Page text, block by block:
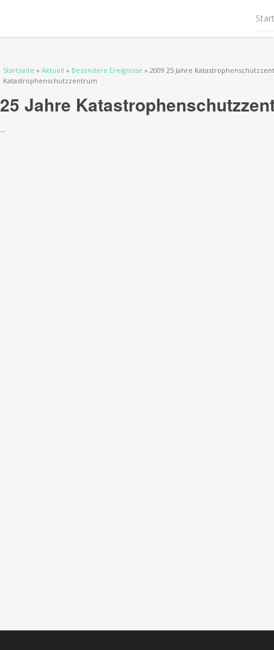
Sie sind hier
Startseite » Aktuell » Besondere Ereignisse » 2009 25 Jahre
Katastrophenschutzzentrum
25 Jahre
...